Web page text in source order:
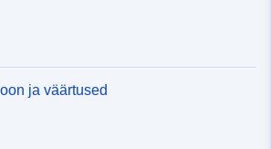
ja väärtused